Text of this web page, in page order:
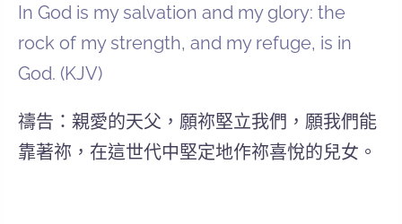
In God is my salvation and my glory: the
rock of my strength, and my refuge, is in
God. (KJV)
禱告：親愛的天父，願祢堅立我們，願我們能
靠著祢，在這世代中堅定地作祢喜悅的兒女。